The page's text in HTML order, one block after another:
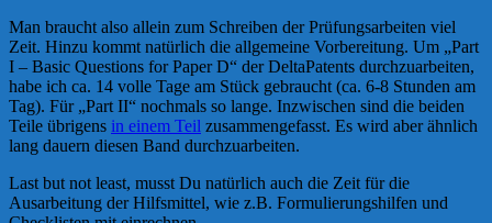
Man braucht also allein zum Schreiben der Prüfungsarbeiten viel
Zeit. Hinzu kommt natürlich die allgemeine Vorbereitung. Um „Part
I – Basic Questions for Paper D“ der DeltaPatents durchzuarbeiten,
habe ich ca. 14 volle Tage am Stück gebraucht (ca. 6-8 Stunden am
Tag). Für „Part II“ nochmals so lange. Inzwischen sind die beiden
Teile übrigens in einem Teil zusammengefasst. Es wird aber ähnlich
lang dauern diesen Band durchzuarbeiten.
Last but not least, musst Du natürlich auch die Zeit für die
Ausarbeitung der Hilfsmittel, wie z.B. Formulierungshilfen und